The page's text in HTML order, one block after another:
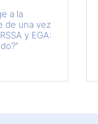
a la
de una vez
y EGA: